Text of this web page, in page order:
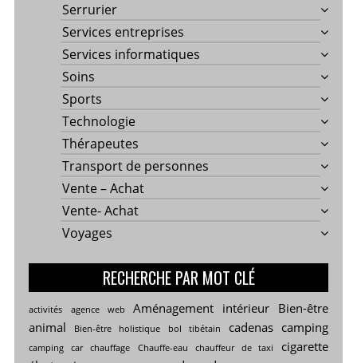
Serrurier
Services entreprises
Services informatiques
Soins
Sports
Technologie
Thérapeutes
Transport de personnes
Vente – Achat
Vente- Achat
Voyages
RECHERCHE PAR MOT CLÉ
activités agence web Aménagement intérieur Bien-être
animal
Bien-être holistique bol tibétain cadenas camping
camping car chauffage Chauffe-eau chauffeur de taxi
cigarette